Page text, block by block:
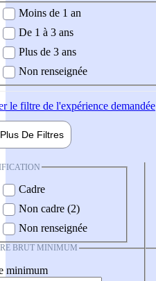
demandée
Moins de 1 an
De 1 à 3 ans
Plus de 3 ans
Non renseignée
le filtre de l'expérience demandée
Plus De Filtres
Cadre
Non cadre (2)
Non renseignée
BRUT MINIMUM
minimum